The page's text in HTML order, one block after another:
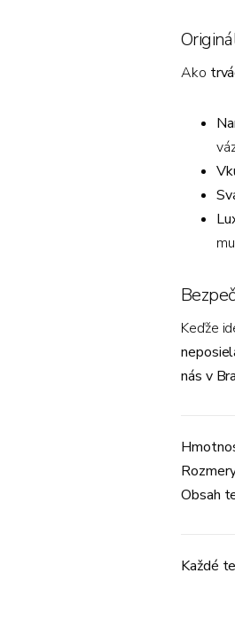
Ako
Keďže
nás v
Obsah
Každé